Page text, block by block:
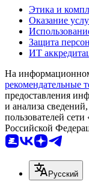
Этика и
Оказание
Защита
ИТ
На
рекомендательные
предоставления
и анализа
пользователей
Российской
Русский